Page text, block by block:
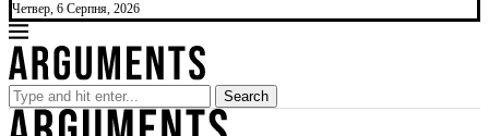
Четвер, 6 Серпня, 2026
Search